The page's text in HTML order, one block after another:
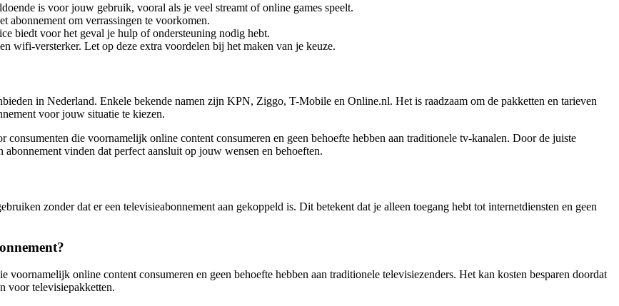
is voor jouw gebruik, vooral als je veel streamt of online games speelt.
abonnement om verrassingen te voorkomen.
biedt voor het geval je hulp of ondersteuning nodig hebt.
wifi-versterker. Let op deze extra voordelen bij het maken van je keuze.
in Nederland. Enkele bekende namen zijn KPN, Ziggo, T-Mobile en Online.nl. Het is raadzaam om de pakketten en tarieven
voor jouw situatie te kiezen.
die voornamelijk online content consumeren en geen behoefte hebben aan traditionele tv-kanalen. Door de juiste
vinden dat perfect aansluit op jouw wensen en behoeften.
zonder dat er een televisieabonnement aan gekoppeld is. Dit betekent dat je alleen toegang hebt tot internetdiensten en geen
online content consumeren en geen behoefte hebben aan traditionele televisiezenders. Het kan kosten besparen doordat
voor televisiepakketten.